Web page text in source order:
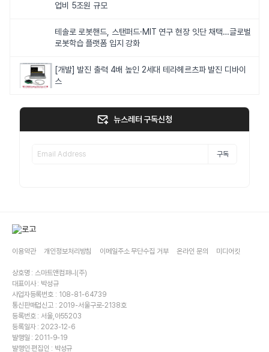
업비 5조원 규모
테솔로 로봇핸드, 스탠퍼드·MIT 연구 현장 잇단 채택…글로벌
로봇학습 플랫폼 입지 강화
[개발] 발진 출력 4배 높인 2세대 테라헤르츠파 발진 디바이
스
뉴스레터 구독신청
구독
이용약관 개인정보처리방침 이메일주소 무단수집 거부 온라인 문의 미디어킷
상호명 : 스마트앤컴퍼니(주)
대표이사 : 박성규
사업자등록번호 : 108-81-64739
통신판매업신고 : 2019-서울구로-2138호
등록번호 : 서울,아55203
등록일자 : 2023-12-6
발행일 : 2011-9-19
발행인·편집인 : 박성규